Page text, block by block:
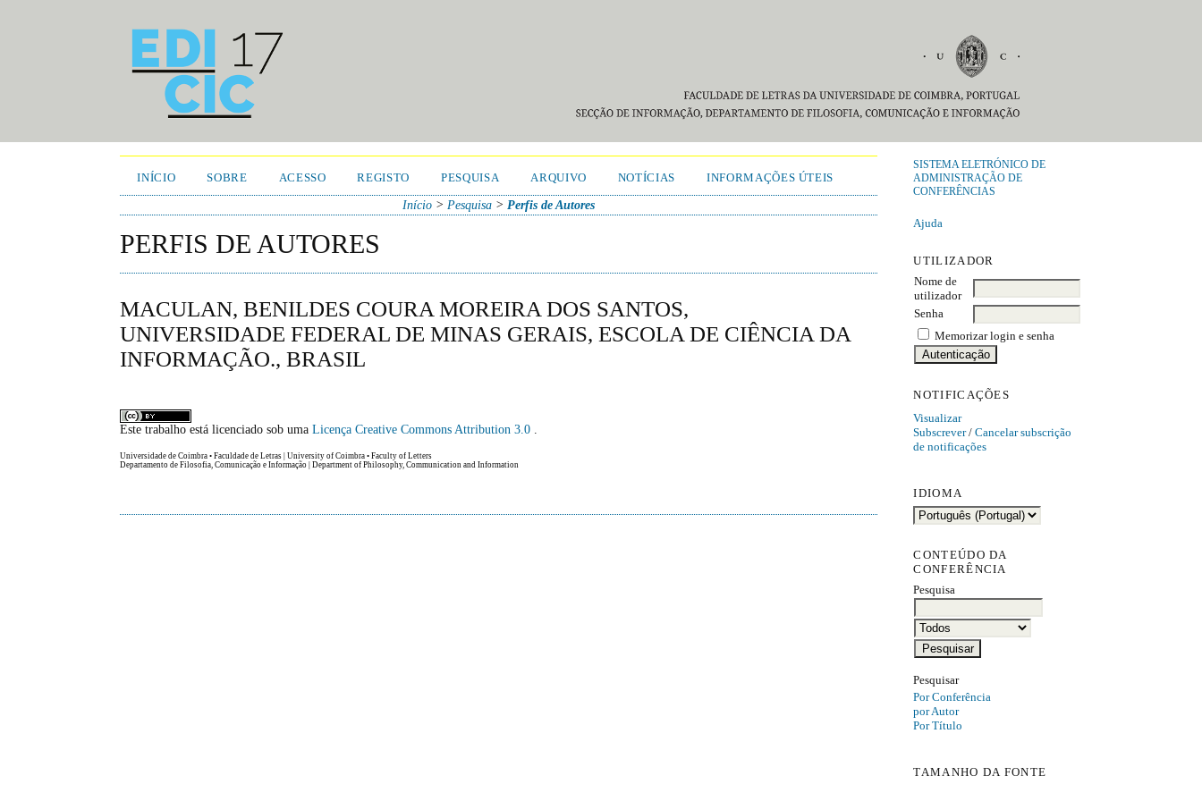
SISTEMA ELETRÓNICO DE
ADMINISTRAÇÃO DE
CONFERÊNCIAS
Ajuda
UTILIZADOR
Nome de
utilizador
Senha
Memorizar login e senha
NOTIFICAÇÕES
Visualizar
Subscrever/Cancelar subscrição
de notificações
IDIOMA
CONTEÚDO DA
CONFERÊNCIA
Pesquisa
Pesquisar
Por Conferência
por Autor
Por Título
TAMANHO DA FONTE
INÍCIO SOBRE ACESSO REGISTO PESQUISA ARQUIVO NOTÍCIAS INFORMAÇÕES ÚTEIS
Início >Pesquisa >Perfis de Autores
PERFIS DE AUTORES
MACULAN, BENILDES COURA MOREIRA DOS SANTOS,
UNIVERSIDADE FEDERAL DE MINAS GERAIS, ESCOLA DE CIÊNCIA DA
INFORMAÇÃO., BRASIL
Este trabalho está licenciado sob umaLicença Creative Commons Attribution 3.0 .
Universidade de Coimbra • Faculdade de Letras | University of Coimbra • Faculty of Letters
Departamento de Filosofia, Comunicação e Informação | Department of Philosophy, Communication and Information